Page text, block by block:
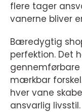
flere tager
vanerne bliver
Bæredygtig
perfektion. Det
gennemførbare
mærkbar
hver vane
ansvarlig livsstil.